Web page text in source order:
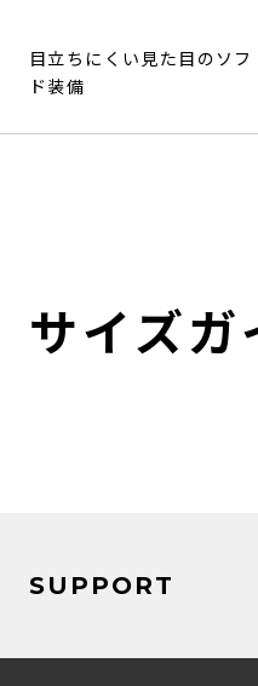
目立ちにくい見た目のソ
ド装備
サイズガ
SUPPORT